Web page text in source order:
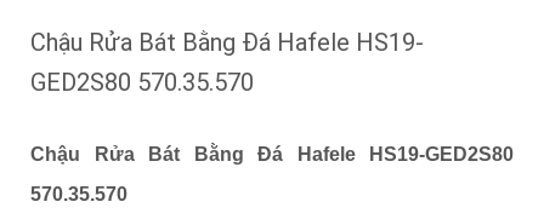
Chậu Rửa Bát Bằng Đá Hafele HS19-
GED2S80 570.35.570
Chậu Rửa Bát Bằng Đá Hafele HS19-GED2S80
570.35.570